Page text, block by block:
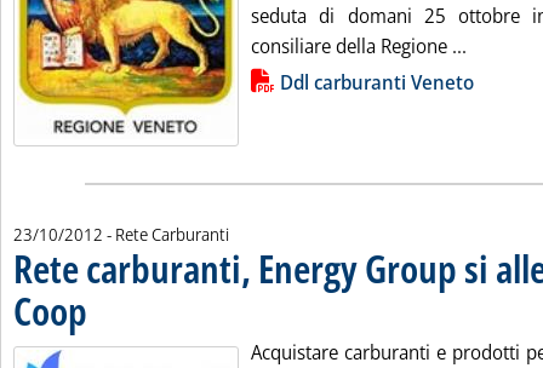
seduta di domani 25 ottobre
consiliare della Regione ...
Lista allegati PDF alla notiziaDdl carburanti Veneto
23/10/2012 - Rete Carburanti
Rete carburanti, Energy Group si
Coop . Pubblicata martedì 23 ottobre 2012 alle 10.40.
Acquistare carburanti e prodotti